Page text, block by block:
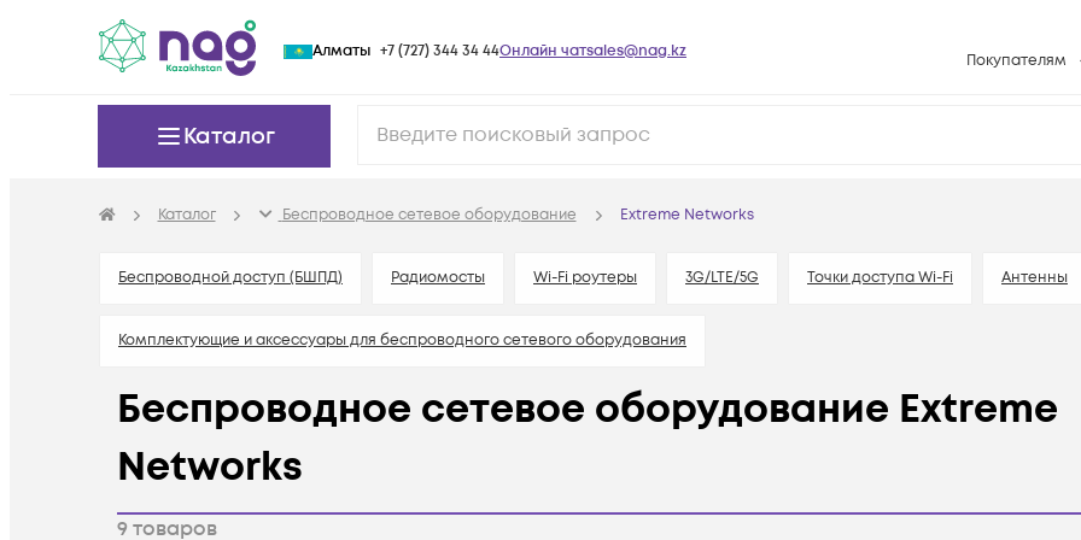
Алматы +7 (727) 344 34 44Онлайн чатsales@nag.kz Покупателям
Вопросы и
Каталог
Каталог Беспроводное сетевое оборудование Extreme Networks
Беспроводной доступ (БШПД) Радиомосты Wi-Fi роутеры 3G/LTE/5G Точки доступа Wi-Fi Антенны
Комплектующие и аксессуары для беспроводного сетевого оборудования
Беспроводное сетевое оборудование Extreme
Networks
9 товаров